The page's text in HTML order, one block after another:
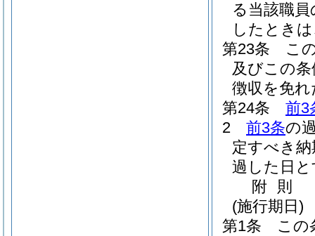
る当該職
したとき
第23条
こ
及びこの
徴収を免
第24条
前3
2
前3条の
定すべき
過した日
附 則
(施行期日)
第1条
この